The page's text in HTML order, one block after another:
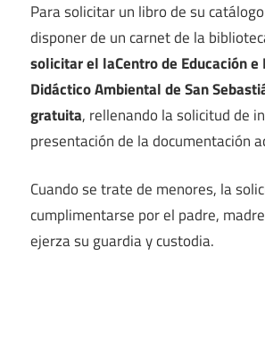
Para solicitar un libro de su
disponer de un carnet de la
solicitar el laCentro de Educación
Didáctico Ambiental de San
gratuita, rellenando la solicitud de
presentación de la documentación
Cuando se trate de menores, la
cumplimentarse por el padre,
ejerza su guardia y custodia.